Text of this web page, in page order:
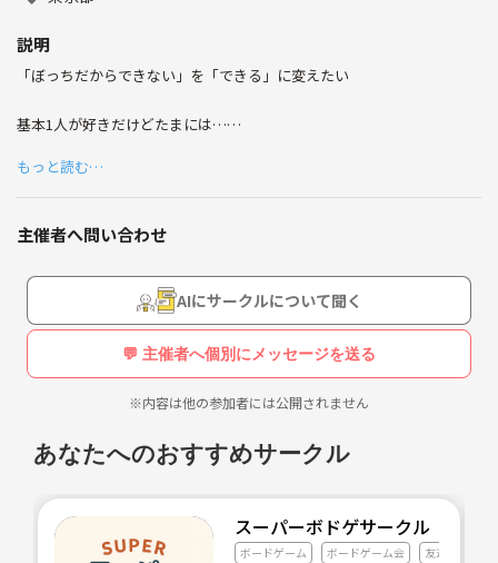
説明
「ぼっちだからできない」を「できる」に変えたい
基本1人が好きだけどたまには…
お一人様お断りの店に入ってみたい
2人以上いないと成立しないゲーム・イベントに参加したい
もっと読む…
主催者へ問い合わせ
AIにサークルについて聞く
💬 主催者へ個別にメッセージを送る
※内容は他の参加者には公開されません
あなたへのおすすめサークル
スーパーボドゲサークル
ボードゲーム ボードゲーム会 友達づくり